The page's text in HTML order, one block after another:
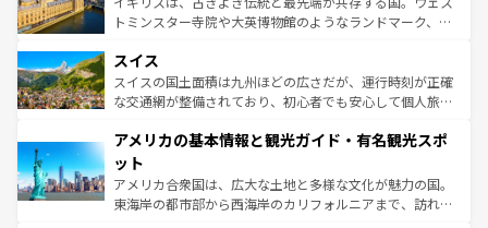
も豊かな歴史と文化が息づいている。パリ以外の個性あふ
を参照してほしい。
してライン川沿いのワイン畑といった風景は必見。ビール
は、お酒好きな人にはぜひ体験してほしい。 なお、新着の
ドイツ情報はコンテンツ一覧を参照してほしい。
トミンスター寺院や大英博物館のようなランドマーク、歴
リアごとに異なる魅力がある。また、優雅なアフタヌーン
ティー、ビール好きにはたまらない英国パブ、サッカー観
戦など、本場だからこそできる体験も豊富。イギリスを旅
ンツ一覧を参照してほしい。
スイス
スイスの国土面積は九州ほどの広さだが、運行時刻が正確
な交通網が整備されており、初心者でも安心して個人旅行
の建物がそのまま残る町や、スイスならではのユニークな
博物館もあり、アルプス観光だけでなく町歩きも満喫する
ことができる。国民の所得が高いため物価も高いが、旅行
者向けの交通パス提供のサービスもあり、うまく活用すれ
アメリカの基本情報と観光ガイド・有名観光スポ
ット
アメリカ合衆国は、広大な土地と多様な文化が魅力の国。
東海岸の都市部から西海岸のカリフォルニアまで、訪れる